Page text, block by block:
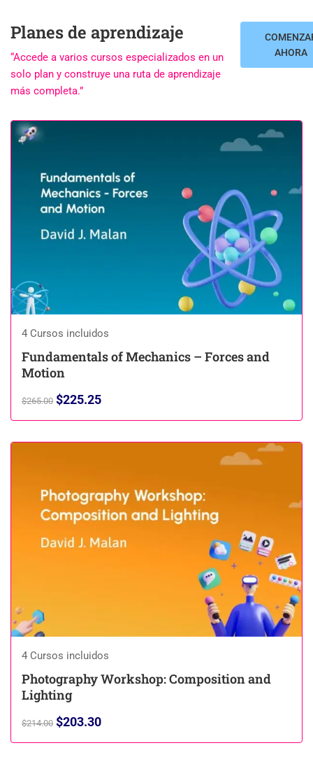
Planes de aprendizaje
“Accede a varios cursos especializados en un
solo plan y construye una ruta de aprendizaje
más completa.”
AHORA
4 Cursos incluidos
Fundamentals of Mechanics – Forces and
Motion
$265.00 $225.25
4 Cursos incluidos
Photography Workshop: Composition and
Lighting
$214.00 $203.30